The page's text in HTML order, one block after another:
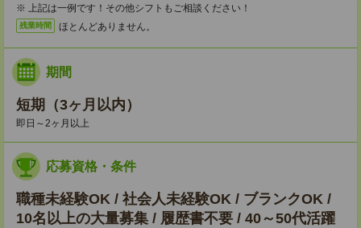
※ 上記は一例です！その他シフトもご相談ください！
残業時間 ほとんどありません。
期間
短期（3ヶ月以内）
即日～2ヶ月以上
応募資格・条件
職種未経験OK / 社会人未経験OK / ブランクOK /
10名以上の大量募集 / 履歴書不要 / 40～50代活躍